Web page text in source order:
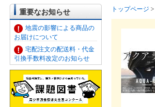
重要なお知らせ
地震の影響による商品の
お届けについて
宅配注文の配送料・代金
引換手数料改定のお知らせ
トップページ >